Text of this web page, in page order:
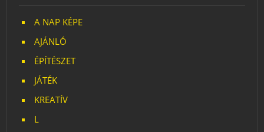
A NAP KÉPE
AJÁNLÓ
ÉPÍTÉSZET
JÁTÉK
KREATÍV
L